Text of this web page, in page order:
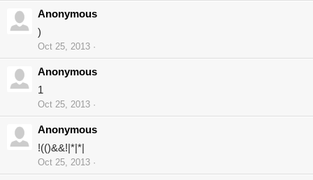
Anonymous
)
Oct 25, 2013
Anonymous
1
Oct 25, 2013
Anonymous
!(()&&!|*|*|
Oct 25, 2013